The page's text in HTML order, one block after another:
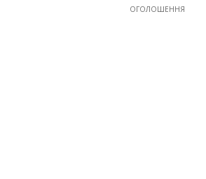
ОГОЛОШЕННЯ